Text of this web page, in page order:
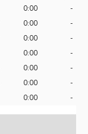
0:00
-
0:00
-
0:00
-
0:00
-
0:00
-
0:00
-
0:00 -